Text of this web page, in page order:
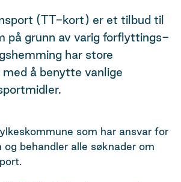
(TT-kort) er et tilbud til
på grunn av varig forflyttings-
har store
å benytte vanlige
som har ansvar for
og behandler alle søknader om